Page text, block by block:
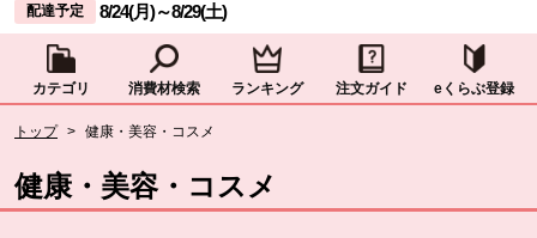
配達予定 8/24(月)～8/29(土)
カテゴリ 消費材検索 ランキング 注文ガイド eくらぶ登録
トップ > 健康・美容・コスメ
健康・美容・コスメ